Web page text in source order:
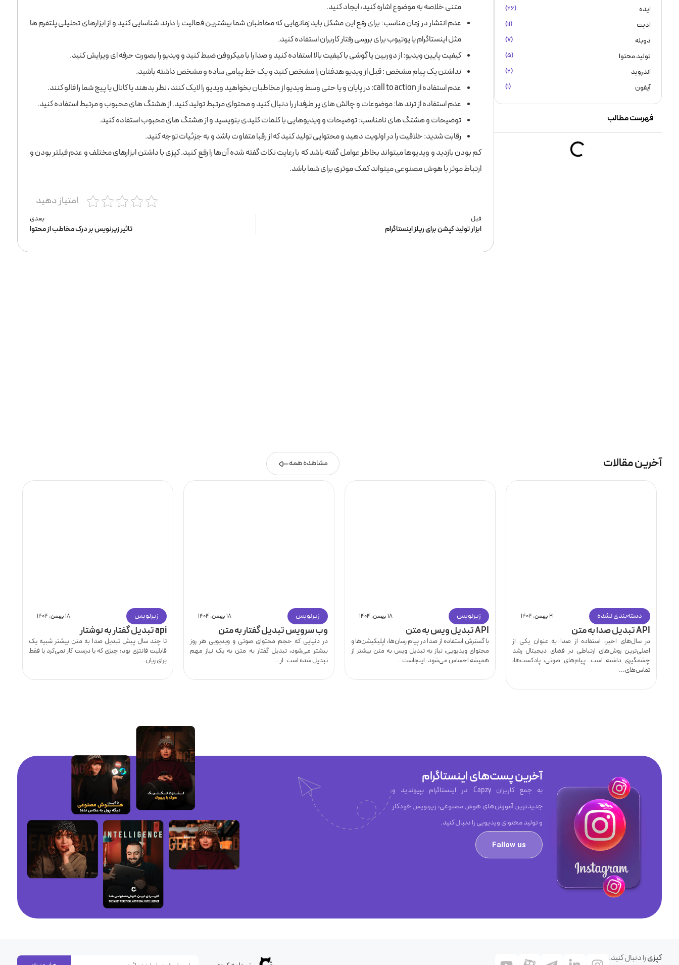
ایده (۲۶)
ادیت (۱۱)
دوبله (۷)
تولید محتوا (۵)
اندروید (۲)
آیفون (۱)
فهرست مطالب
متنی خلاصه به موضوع اشاره کنید، ایجاد کنید.
عدم انتشار در زمان مناسب: برای رفع این مشکل باید زمانهایی که مخاطبان شما بیشترین فعالیت را دارند شناسایی کنید و از ابزارهای تحلیلی پلتفرم ها
مثل اینستاگرام یا یوتیوب برای بررسی رفتار کاربران استفاده کنید.
کیفیت پایین ویدیو: از دوربین یا گوشی با کیفیت بالا استفاده کنید و صدا را با میکروفن ضبط کنید و ویدیو را بصورت حرفه ای ویرایش کنید.
نداشتن یک پیام مشخص : قبل از ویدیو هدفتان را مشخص کنید و یک خط پیامی ساده و مشخص داشته باشید.
عدم استفاده از call to action: در پایان و یا حتی وسط ویدیو از مخاطبان بخواهید ویدیو را لایک کنند ، نظر بدهند یا کانال یا پیج شما را فالو کنند.
عدم استفاده از ترند ها: موضوعات و چالش های پر طرفدار را دنبال کنید و محتوای مرتبط تولید کنید. از هشتگ های محبوب و مرتبط استفاده کنید.
توضیحات و هشتگ های نامناسب: توضیحات و ویدیوهایی با کلمات کلیدی بنویسید و از هشتگ های محبوب استفاده کنید.
رقابت شدید: خلاقیت را در اولویت دهید و محتوایی تولید کنید که از رقبا متفاوت باشد و به جزئیات توجه کنید.
کم بودن بازدید و ویدیوها میتواند بخاطر عوامل گفته باشد که با رعایت نکات گفته شده آن‌ها را رفع کنید. کپزی با داشتن ابزارهای مختلف و عدم فیلتر بودن و
ارتباط موثر با هوش مصنوعی میتواند کمک موثری برای شما باشد.
امتیاز دهید
قبل
ابزار تولید کپشن برای ریلز اینستاگرام
بعدی
تاثیر زیرنویس بر درک مخاطب از محتوا
آخرین مقالات مشاهده همه
دسته‌بندی نشده ۲۱ بهمن, ۱۴۰۴
API تبدیل صدا به متن
در سال‌های اخیر، استفاده از صدا به عنوان یکی از
اصلی‌ترین روش‌های ارتباطی در فضای دیجیتال رشد
چشمگیری داشته است. پیام‌های صوتی، پادکست‌ها،
تماس‌های...
زیرنویس ۱۸ بهمن, ۱۴۰۴
API تبدیل ویس به متن
با گسترش استفاده از صدا در پیام رسان‌ها، اپلیکیشن‌ها و
محتوای ویدیویی، نیاز به تبدیل ویس به متن بیشتر از
همیشه احساس می‌شود. اینجاست...
زیرنویس ۱۸ بهمن, ۱۴۰۴
وب سرویس تبدیل گفتار به متن
در دنیایی که حجم محتوای صوتی و ویدیویی هر روز
بیشتر می‌شود، تبدیل گفتار به متن به یک نیاز مهم
تبدیل شده است. از...
زیرنویس ۱۸ بهمن, ۱۴۰۴
api تبدیل گفتار به نوشتار
تا چند سال پیش تبدیل صدا به متن بیشتر شبیه یک
قابلیت فانتزی بود؛ چیزی که یا درست کار نمی‌کرد یا فقط
برای زبان...
آخرین پست‌های اینستاگرام
به جمع کاربران Capzy در اینستاگرام بپیوندید و
جدیدترین آموزش‌های هوش مصنوعی، زیرنویس خودکار
و تولید محتوای ویدیویی را دنبال کنید.
Fallow us
کپزیرا دنبال کنید.